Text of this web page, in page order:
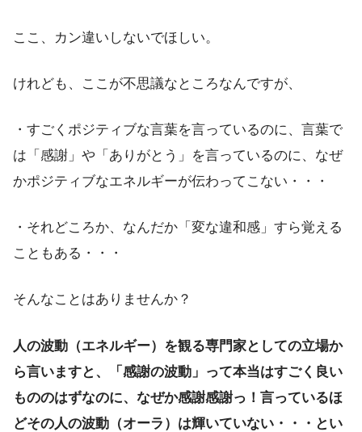
ここ、カン違いしないでほしい。
けれども、ここが不思議なところなんですが、
・すごくポジティブな言葉を言っているのに、言葉で
は「感謝」や「ありがとう」を言っているのに、なぜ
かポジティブなエネルギーが伝わってこない・・・
・それどころか、なんだか「変な違和感」すら覚える
こともある・・・
そんなことはありませんか？
人の波動（エネルギー）を観る専門家としての立場か
ら言いますと、「感謝の波動」って本当はすごく良い
もののはずなのに、なぜか感謝感謝っ！言っているほ
どその人の波動（オーラ）は輝いていない・・・とい